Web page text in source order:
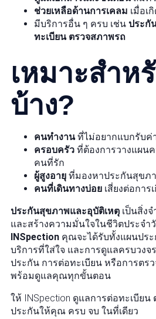
ช่วยเหลือด้านการเคลม เมื่อเ
มีบริการอื่น ๆ ครบ เช่น ประกั
ทะเบียน ตรวจสภาพรถ
เหมาะสำห
บ้าง?
คนทำงานที่ไม่อยากแบกรับค่
ครอบครัว ที่ต้องการวางแผน
คนที่รัก
ผู้สูงอายุ ที่มองหาประกันสุขภ
คนที่เดินทางบ่อย เสี่ยงต่อการ
ประกันสุขภาพและอุบัติเหตุ เป็นสิ่ง
และสร้างความมั่นใจในชีวิตประจำ
INSpection คุณจะได้รับทั้งแผนปร
บริการที่ใส่ใจ และการดูแลครบวงจร
ประกัน การต่อทะเบียน หรือการตร
พร้อมดูแลคุณทุกขั้นตอน
ให้ INSpection ดูแลการต่อทะเบียน
ประกันให้คุณ ครบ จบ ในที่เดียว